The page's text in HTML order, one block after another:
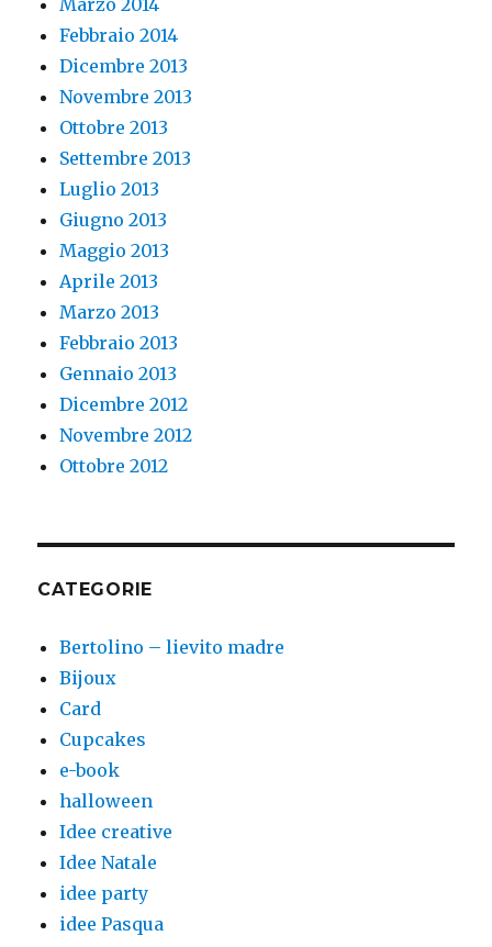
Marzo 2014
Febbraio 2014
Dicembre 2013
Novembre 2013
Ottobre 2013
Settembre 2013
Luglio 2013
Giugno 2013
Maggio 2013
Aprile 2013
Marzo 2013
Febbraio 2013
Gennaio 2013
Dicembre 2012
Novembre 2012
Ottobre 2012
CATEGORIE
Bertolino – lievito madre
Bijoux
Card
Cupcakes
e-book
halloween
Idee creative
Idee Natale
idee party
idee Pasqua